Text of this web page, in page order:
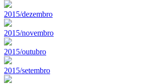
2015/dezembro
2015/novembro
2015/outubro
2015/setembro